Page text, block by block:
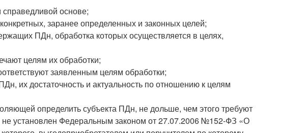
основе;
заранее определенных и законных целей;
ПДн, обработка которых осуществляется в целях,
целям их обработки;
заявленным целям обработки;
их достаточность и актуальность по отношению к целям
определить субъекта ПДн, не дольше, чем этого требуют
установлен Федеральным законом от 27.07.2006 №152-ФЗ «О